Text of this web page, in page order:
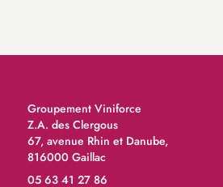
Groupement Viniforce
Z.A. des Clergous
67, avenue Rhin et Danube,
816000 Gaillac
05 63 41 27 86